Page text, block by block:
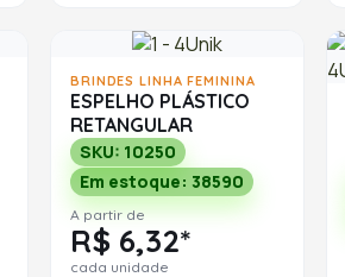
BRINDES LINHA FEMININA
ESPELHO PLÁSTICO
RETANGULAR
SKU: 10250
Em estoque: 38590
A partir de
R$ 6,32*
cada unidade